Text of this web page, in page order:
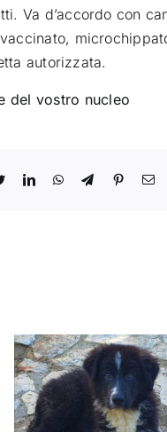
Va d’accordo con
autorizzata.
del vostro nucleo